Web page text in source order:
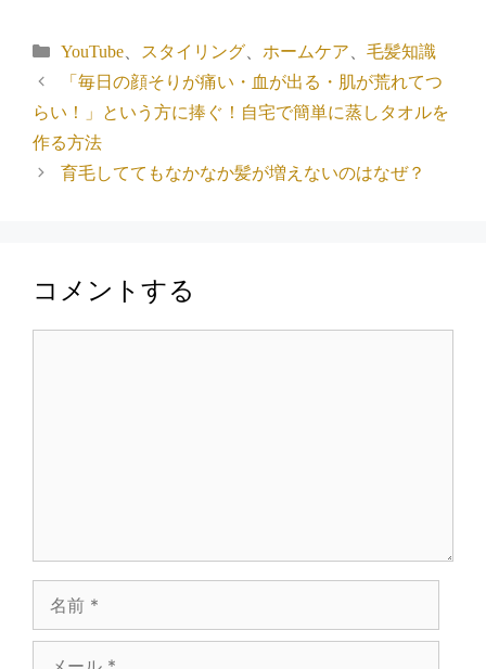
カ
テ
ー
YouTube、 スタイリング、 ホームケア
毛髪知識
「毎日の顔そりが痛い・血が出る・肌が荒れてつ
らい！」という方に捧ぐ！自宅で簡単に蒸しタオルを
作る方法
育毛しててもなかなか髪が増えないのはなぜ？
コメントする